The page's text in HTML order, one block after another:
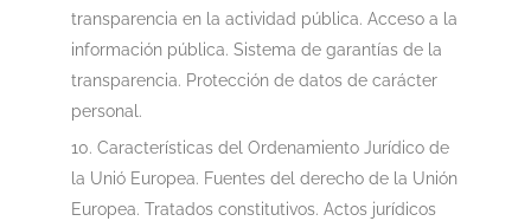
transparencia en la actividad pública. Acceso a la
información pública. Sistema de garantías de la
transparencia. Protección de datos de carácter
personal.
Características del Ordenamiento Jurídico de
la Unió Europea. Fuentes del derecho de la Unión
Europea. Tratados constitutivos. Actos jurídicos